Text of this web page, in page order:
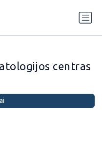
centras